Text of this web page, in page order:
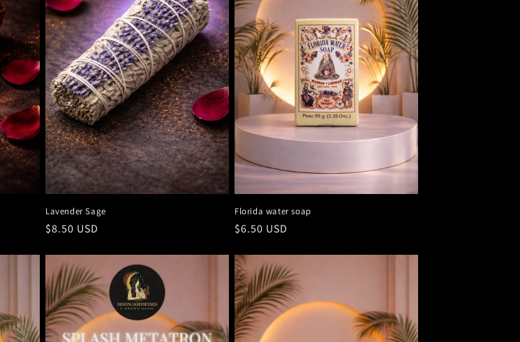
Lavender Sage
Precio
$8.50 USD
Florida water soap
Precio
$6.50 USD